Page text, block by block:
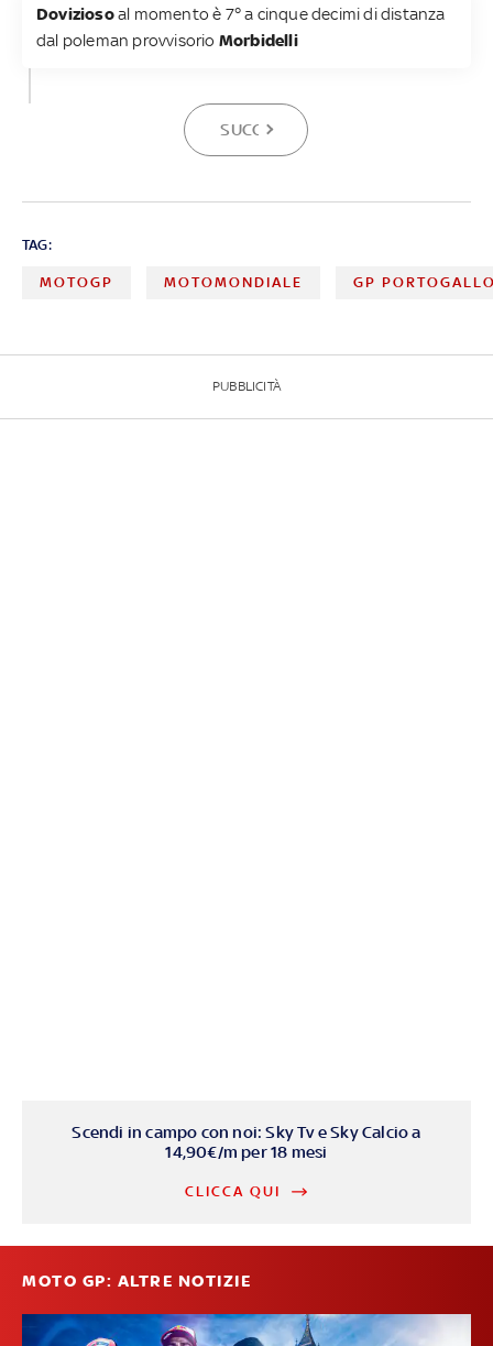
Doviziosoal momento è 7° a cinque decimi di distanza
dal poleman provvisorio Morbidelli
SUCCESSIVA
TAG:
MOTOGP MOTOMONDIALE GP
PUBBLICITÀ
Scendi in campo con noi: Sky Tv e Sky Calcio a
14,90€/m per 18 mesi
CLICCA QUI
MOTO GP: ALTRE NOTIZIE